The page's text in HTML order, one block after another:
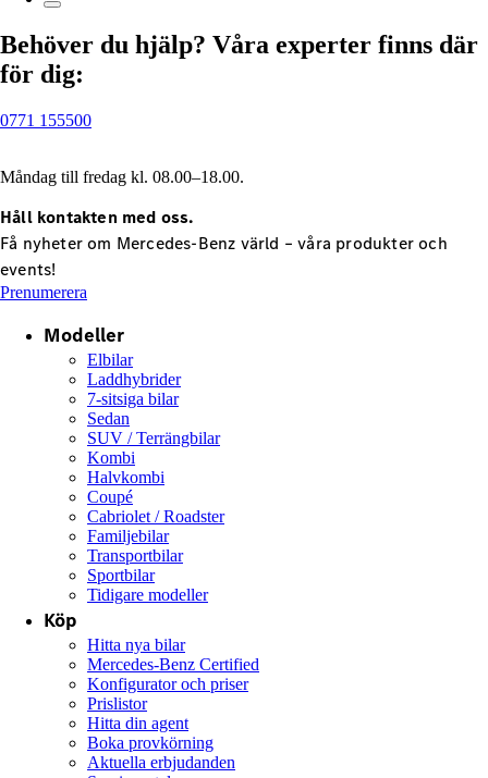
Behöver du hjälp? Våra experter finns där
för dig:
0771 155500
Måndag till fredag kl. 08.00–18.00.
Håll kontakten med oss.
Få nyheter om Mercedes-Benz värld – våra produkter och
events!
Prenumerera
Modeller
Elbilar
Laddhybrider
7-sitsiga bilar
Sedan
SUV / Terrängbilar
Kombi
Halvkombi
Coupé
Cabriolet / Roadster
Familjebilar
Transportbilar
Sportbilar
Tidigare modeller
Köp
Hitta nya bilar
Mercedes-Benz Certified
Konfigurator och priser
Prislistor
Hitta din agent
Boka provkörning
Aktuella erbjudanden